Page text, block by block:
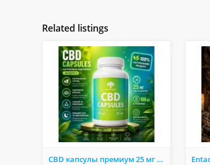
Related listings
CBD капсулы премиум 25 мг 60 капсул – поддержка эмоционального баланса, сна и самочувствия